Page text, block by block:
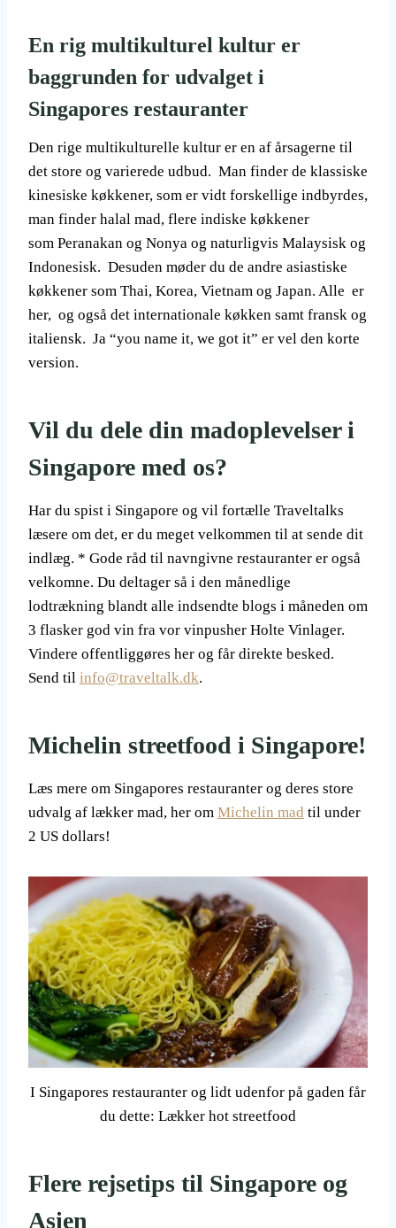
En rig multikulturel kultur er
baggrunden for udvalget i
Singapores restauranter
Den rige multikulturelle kultur er en af årsagerne til
det store og varierede udbud. Man finder de klassiske
kinesiske køkkener, som er vidt forskellige indbyrdes,
man finder halal mad, flere indiske køkkener
som Peranakan og Nonya og naturligvis Malaysisk og
Indonesisk. Desuden møder du de andre asiastiske
køkkener som Thai, Korea, Vietnam og Japan. Alle er
her, og også det internationale køkken samt fransk og
italiensk. Ja “you name it, we got it” er vel den korte
version.
Vil du dele din madoplevelser i
Singapore med os?
Har du spist i Singapore og vil fortælle Traveltalks
læsere om det, er du meget velkommen til at sende dit
indlæg. * Gode råd til navngivne restauranter er også
velkomne. Du deltager så i den månedlige
lodtrækning blandt alle indsendte blogs i måneden om
3 flasker god vin fra vor vinpusher Holte Vinlager.
Vindere offentliggøres her og får direkte besked.
Send til info@traveltalk.dk.
Michelin streetfood i Singapore!
Læs mere om Singapores restauranter og deres store
udvalg af lækker mad, her om Michelin mad til under
2 US dollars!
I Singapores restauranter og lidt udenfor på gaden får
du dette: Lækker hot streetfood
Flere rejsetips til Singapore og
Asien